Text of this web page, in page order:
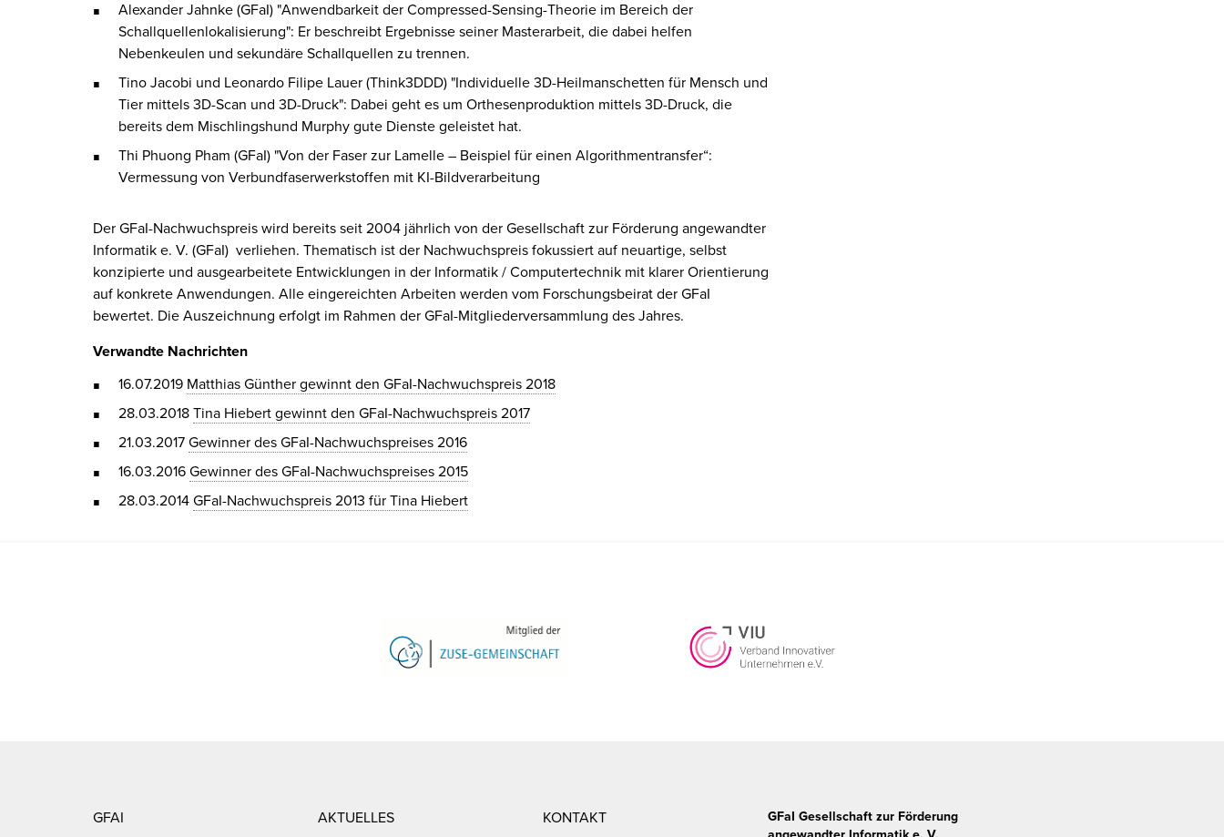
Alexander Jahnke (GFaI) "Anwendbarkeit der Compressed-Sensing-Theorie im Bereich der
Schallquellenlokalisierung": Er beschreibt Ergebnisse seiner Masterarbeit, die dabei helfen
Nebenkeulen und sekundäre Schallquellen zu trennen.
Tino Jacobi und Leonardo Filipe Lauer (Think3DDD) "Individuelle 3D-Heilmanschetten für Mensch und
Tier mittels 3D-Scan und 3D-Druck": Dabei geht es um Orthesenproduktion mittels 3D-Druck, die
bereits dem Mischlingshund Murphy gute Dienste geleistet hat.
Thi Phuong Pham (GFaI) "Von der Faser zur Lamelle – Beispiel für einen Algorithmentransfer“:
Vermessung von Verbundfaserwerkstoffen mit KI-Bildverarbeitung
Der GFaI-Nachwuchspreis wird bereits seit 2004 jährlich von der Gesellschaft zur Förderung angewandter
Informatik e. V. (GFaI) verliehen. Thematisch ist der Nachwuchspreis fokussiert auf neuartige, selbst
konzipierte und ausgearbeitete Entwicklungen in der Informatik / Computertechnik mit klarer Orientierung
auf konkrete Anwendungen. Alle eingereichten Arbeiten werden vom Forschungsbeirat der GFaI
bewertet. Die Auszeichnung erfolgt im Rahmen der GFaI-Mitgliederversammlung des Jahres.
Verwandte Nachrichten
16.07.2019 Matthias Günther gewinnt den GFaI-Nachwuchspreis 2018
28.03.2018Tina Hiebert gewinnt den GFaI-Nachwuchspreis 2017
21.03.2017Gewinner des GFaI-Nachwuchspreises 2016
16.03.2016Gewinner des GFaI-Nachwuchspreises 2015
28.03.2014GFaI-Nachwuchspreis 2013 für Tina Hiebert
GFAI AKTUELLES KONTAKT
GFaI Gesellschaft zur Förderung